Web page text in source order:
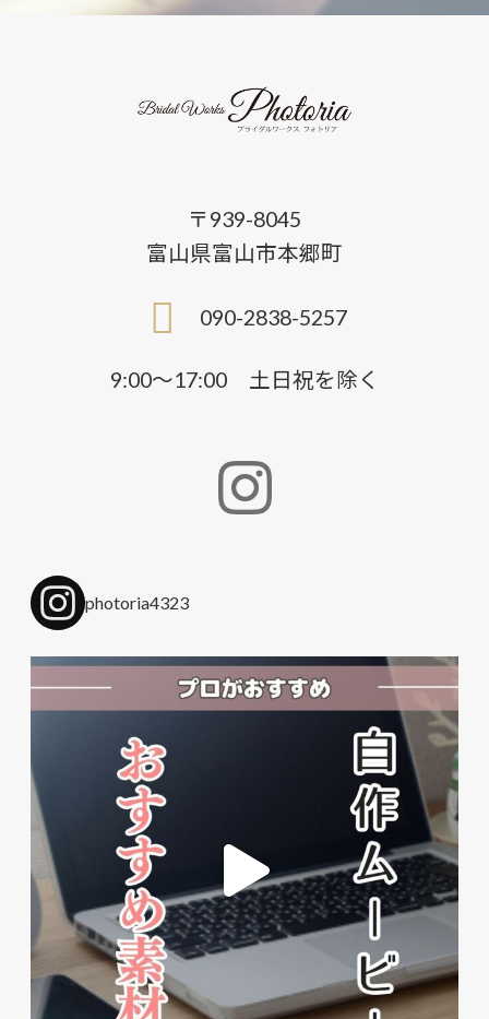
〒939-8045
富山県富山市本郷町
090-2838-5257
9:00〜17:00 土日祝を除く
photoria4323